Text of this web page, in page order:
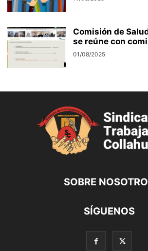
Comisión de
se reúne con
01/08/2025
SOBRE
SÍGUENOS